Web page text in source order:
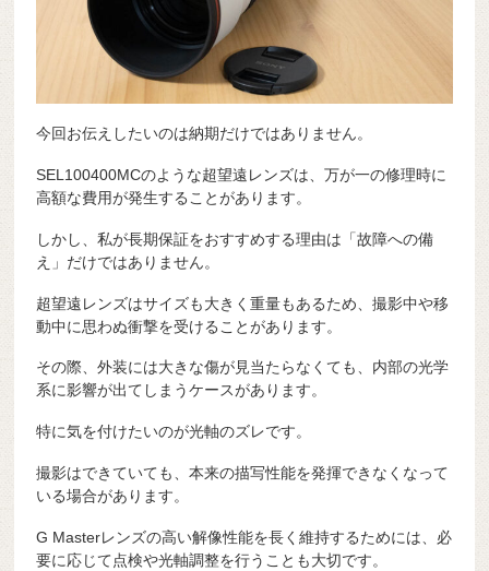
今回お伝えしたいのは納期だけではありません。
SEL100400MCのような超望遠レンズは、万が一の修理時に
高額な費用が発生することがあります。
しかし、私が長期保証をおすすめする理由は「故障への備
え」だけではありません。
超望遠レンズはサイズも大きく重量もあるため、撮影中や移
動中に思わぬ衝撃を受けることがあります。
その際、外装には大きな傷が見当たらなくても、内部の光学
系に影響が出てしまうケースがあります。
特に気を付けたいのが光軸のズレです。
撮影はできていても、本来の描写性能を発揮できなくなって
いる場合があります。
G Masterレンズの高い解像性能を長く維持するためには、必
要に応じて点検や光軸調整を行うことも大切です。